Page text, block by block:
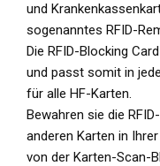
und
sogenanntes RFID-
Die RFID-Blocking
und passt somit in
für alle HF-Karten.
Bewahren sie die
anderen Karten in
von der Karten-Scan-